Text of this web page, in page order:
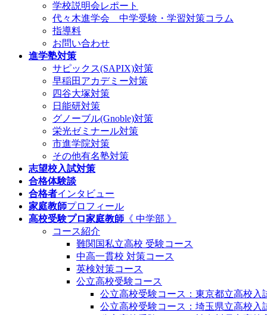
学校説明会レポート
代々木進学会 中学受験・学習対策コラム
指導料
お問い合わせ
進学塾対策
サピックス(SAPIX)対策
早稲田アカデミー対策
四谷大塚対策
日能研対策
グノーブル(Gnoble)対策
栄光ゼミナール対策
市進学院対策
その他有名塾対策
志望校入試対策
合格体験談
合格者インタビュー
家庭教師プロフィール
高校受験プロ家庭教師 《 中学部 》
コース紹介
難関国私立高校 受験コース
中高一貫校 対策コース
英検対策コース
公立高校受験コース
公立高校受験コース：東京都立高校入
公立高校受験コース：埼玉県立高校入